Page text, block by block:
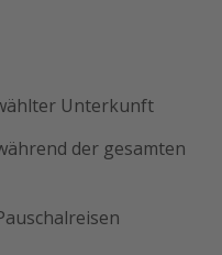
Unterkunft
der gesamten